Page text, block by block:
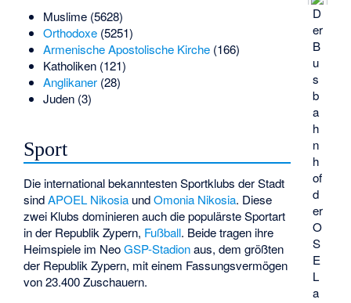
D
er
B
u
s
b
a
h
n
h
of
d
er
O
S
E
L
a
Muslime (5628)
Orthodoxe(5251)
Armenische Apostolische Kirche(166)
Katholiken (121)
Anglikaner(28)
Juden (3)
Sport
Die international bekanntesten Sportklubs der Stadt
sindAPOEL Nikosia undOmonia Nikosia. Diese
zwei Klubs dominieren auch die populärste Sportart
in der Republik Zypern, Fußball. Beide tragen ihre
Heimspiele im NeoGSP-Stadionaus, dem größten
der Republik Zypern, mit einem Fassungsvermögen
von 23.400 Zuschauern.